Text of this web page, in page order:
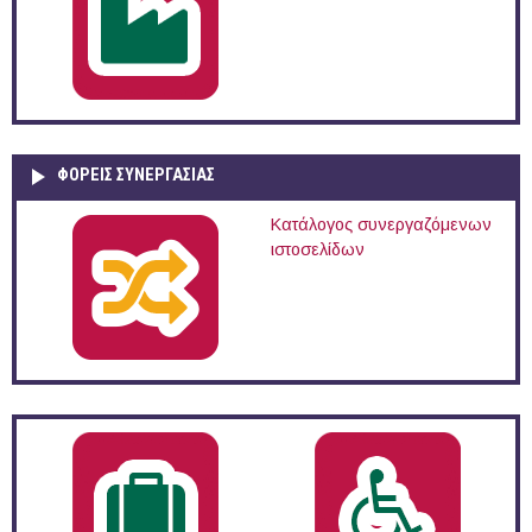
ΦΟΡΕΙΣ ΣΥΝΕΡΓΑΣΙΑΣ
Κατάλογος συνεργαζόμενων
ιστοσελίδων